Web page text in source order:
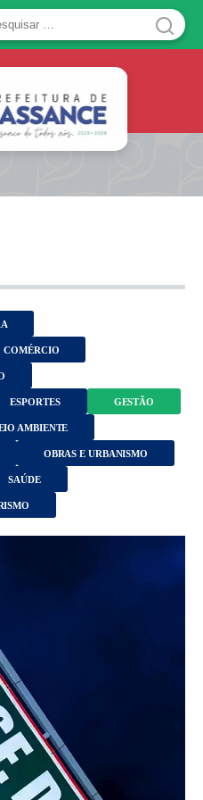
COMÉRCIO
ESPORTES GESTÃO
AMBIENTE
OBRAS E URBANISMO
SAÚDE